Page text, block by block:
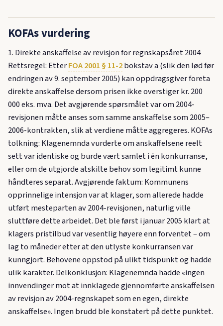
KOFAs vurdering
1. Direkte anskaffelse av revisjon for regnskapsåret 2004
Rettsregel: EtterFOA 2001 § 11-2bokstav a (slik den lød før
endringen av 9. september 2005) kan oppdragsgiver foreta
direkte anskaffelse dersom prisen ikke overstiger kr. 200
000 eks. mva. Det avgjørende spørsmålet var om 2004-
revisjonen måtte anses som samme anskaffelse som 2005–
2006-kontrakten, slik at verdiene måtte aggregeres. KOFAs
tolkning: Klagenemnda vurderte om anskaffelsene reelt
sett var identiske og burde vært samlet i én konkurranse,
eller om de utgjorde atskilte behov som legitimt kunne
håndteres separat. Avgjørende faktum: Kommunens
opprinnelige intensjon var at klager, som allerede hadde
utført mesteparten av 2004-revisjonen, naturlig ville
sluttføre dette arbeidet. Det ble først i januar 2005 klart at
klagers pristilbud var vesentlig høyere enn forventet – om
lag to måneder etter at den utlyste konkurransen var
kunngjort. Behovene oppstod på ulikt tidspunkt og hadde
ulik karakter. Delkonklusjon: Klagenemnda hadde «ingen
innvendinger mot at innklagede gjennomførte anskaffelsen
av revisjon av 2004-regnskapet som en egen, direkte
anskaffelse». Ingen brudd ble konstatert på dette punktet.